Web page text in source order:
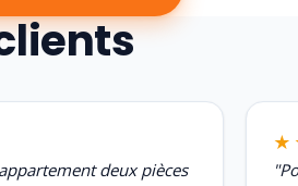
deux pièces